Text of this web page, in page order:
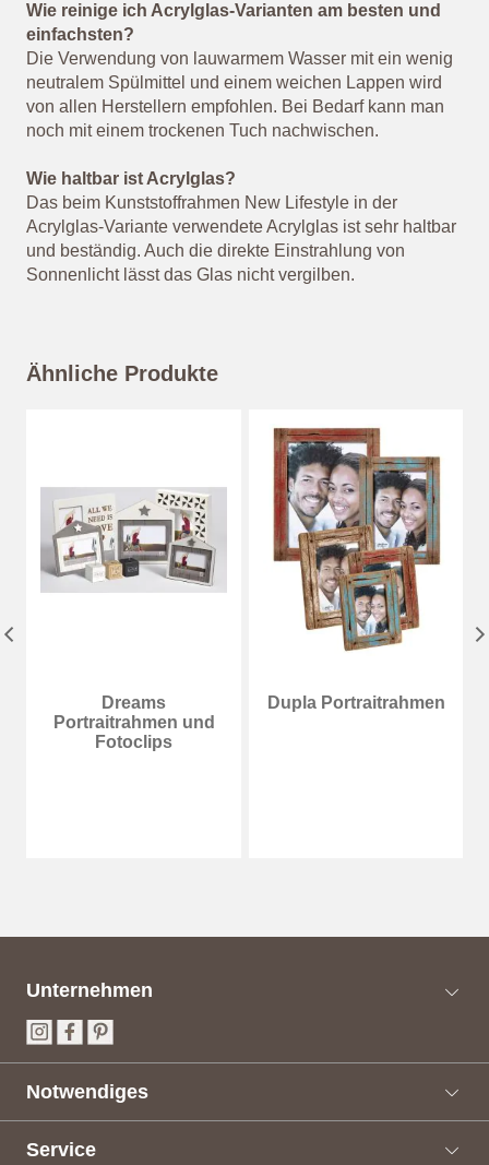
Wie reinige ich Acrylglas-Varianten am besten und
einfachsten?
Die Verwendung von lauwarmem Wasser mit ein wenig
neutralem Spülmittel und einem weichen Lappen wird
von allen Herstellern empfohlen. Bei Bedarf kann man
noch mit einem trockenen Tuch nachwischen.
Wie haltbar ist Acrylglas?
Das beim Kunststoffrahmen New Lifestyle in der
Acrylglas-Variante verwendete Acrylglas ist sehr haltbar
und beständig. Auch die direkte Einstrahlung von
Sonnenlicht lässt das Glas nicht vergilben.
Ähnliche Produkte
Dreams
Portraitrahmen und
Fotoclips
Dupla Portraitrahmen
Unternehmen
Notwendiges
Service